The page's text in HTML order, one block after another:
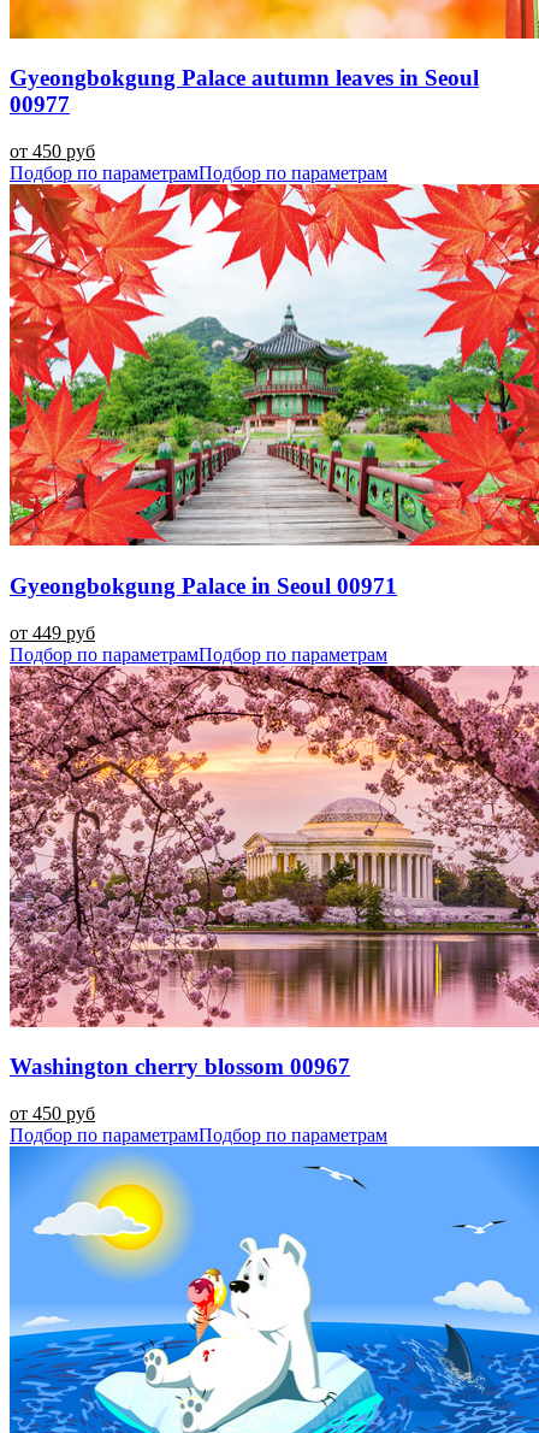
Gyeongbokgung Palace autumn leaves in Seoul
00977
от 450 руб
Подбор по параметрамПодбор по параметрам
Gyeongbokgung Palace in Seoul 00971
от 449 руб
Подбор по параметрамПодбор по параметрам
Washington cherry blossom 00967
от 450 руб
Подбор по параметрамПодбор по параметрам